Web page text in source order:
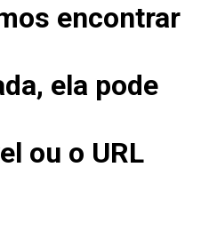
encontrar
ela pode
ou o URL